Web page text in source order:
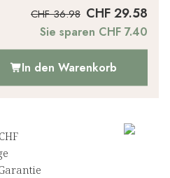
CHF 36.98 CHF 29.58
Sie sparen CHF 7.40
In den Warenkorb